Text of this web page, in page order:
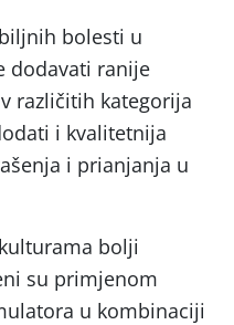
bolesti u
dodavati ranije
različitih kategorija
i kvalitetnija
i prianjanja u
bolji
su primjenom
u kombinaciji